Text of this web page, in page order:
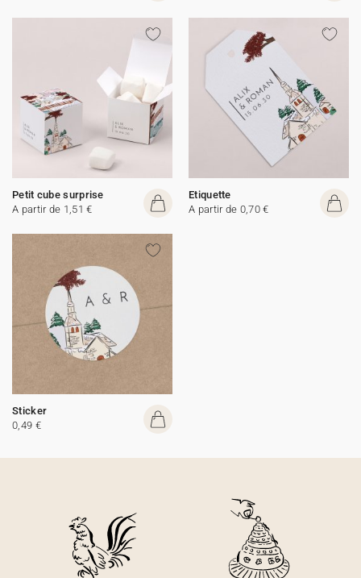
Petit cube surprise
A partir de 1,51 €
Etiquette
A partir de 0,70 €
Sticker
0,49 €